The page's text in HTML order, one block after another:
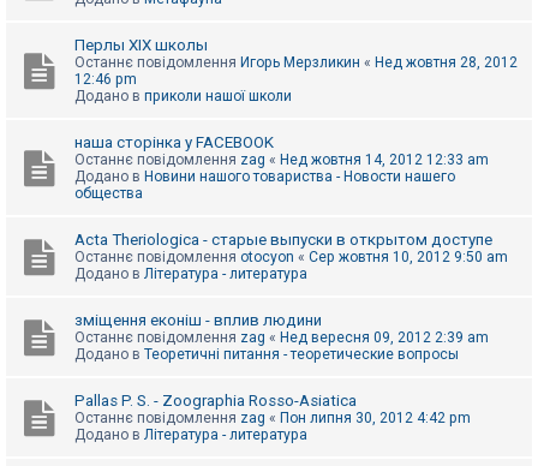
Перлы ХІХ школы
Останнє повідомлення Игорь Мерзликин « Нед жовтня 28, 2012
12:46 pm
Додано в приколи нашої школи
наша сторінка у FACEBOOK
Останнє повідомлення zag « Нед жовтня 14, 2012 12:33 am
Додано в Новини нашого товариства - Новости нашего
общества
Acta Theriologica - старые выпуски в открытом доступе
Останнє повідомлення otocyon « Сер жовтня 10, 2012 9:50 am
Додано в Література - литература
зміщення еконіш - вплив людини
Останнє повідомлення zag « Нед вересня 09, 2012 2:39 am
Додано в Теоретичні питання - теоретические вопросы
Pallas P. S. - Zoographia Rosso-Asiatica
Останнє повідомлення zag « Пон липня 30, 2012 4:42 pm
Додано в Література - литература